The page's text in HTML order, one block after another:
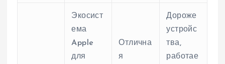
Экосист
ема
Apple
для
Отлична
я
Дороже
устройс
тва,
работае